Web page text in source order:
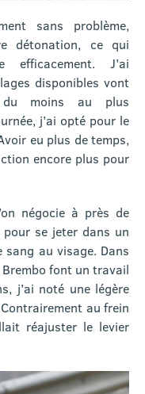
sans problème,
détonation, ce qui
efficacement. J’ai
disponibles vont
moins au plus
j’ai opté pour le
eu plus de temps,
encore plus pour
négocie à près de
se jeter dans un
au visage. Dans
font un travail
j’ai noté une légère
au frein
réajuster le levier